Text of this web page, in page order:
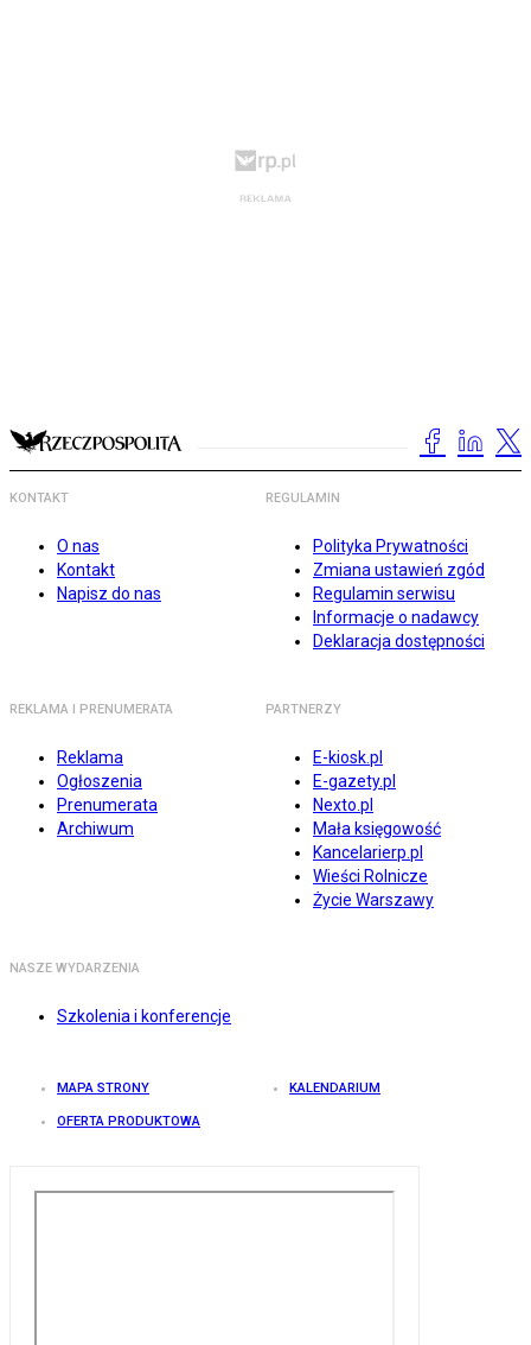
KONTAKT
O nas
Kontakt
Napisz do nas
REGULAMIN
Polityka Prywatności
Zmiana ustawień zgód
Regulamin serwisu
Informacje o nadawcy
Deklaracja dostępności
REKLAMA I PRENUMERATA
Reklama
Ogłoszenia
Prenumerata
Archiwum
PARTNERZY
E-kiosk.pl
E-gazety.pl
Nexto.pl
Mała księgowość
Kancelarierp.pl
Wieści Rolnicze
Życie Warszawy
NASZE WYDARZENIA
Szkolenia i konferencje
MAPA STRONY KALENDARIUM
OFERTA PRODUKTOWA